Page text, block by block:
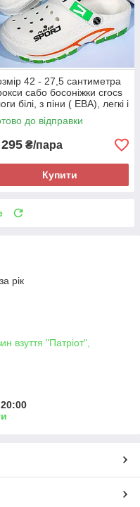
42 - 27,5 сантиметра
сабо босоніжки crocs
білі, з піни ( ЕВА), легкі і
до відправки
₴/пара
Купити
рік
взуття "Патріот",